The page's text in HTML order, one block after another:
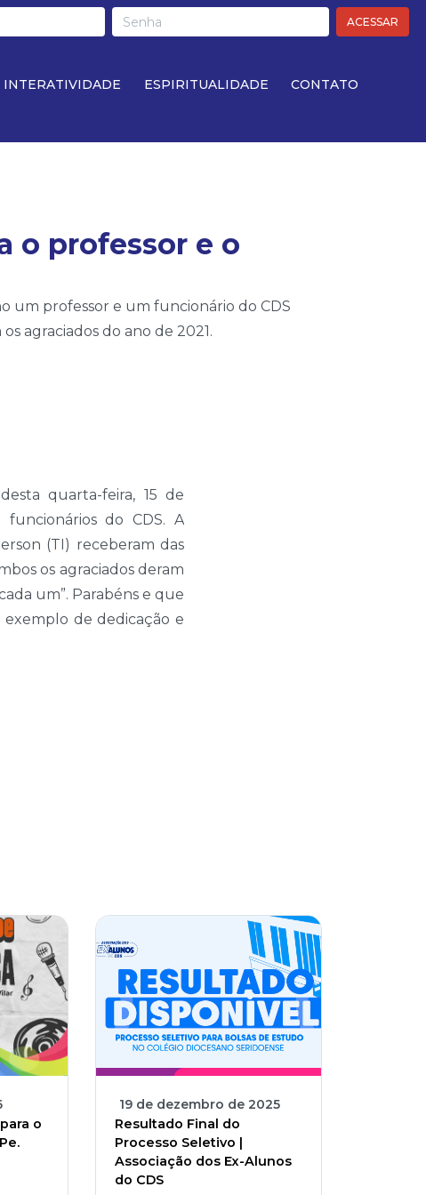
ACESSAR
INTERATIVIDADE ESPIRITUALIDADE CONTATO
o professor e o
um professor e um funcionário do CDS
agraciados do ano de 2021.
quarta-feira, 15 de
do CDS. A
(TI) receberam das
os agraciados deram
um”. Parabéns e que
exemplo de dedicação e
o
19 de dezembro de 2025
Resultado Final do
Processo Seletivo |
Associação dos Ex-Alunos
do CDS